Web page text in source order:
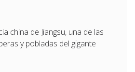
china de Jiangsu, una de las
y pobladas del gigante